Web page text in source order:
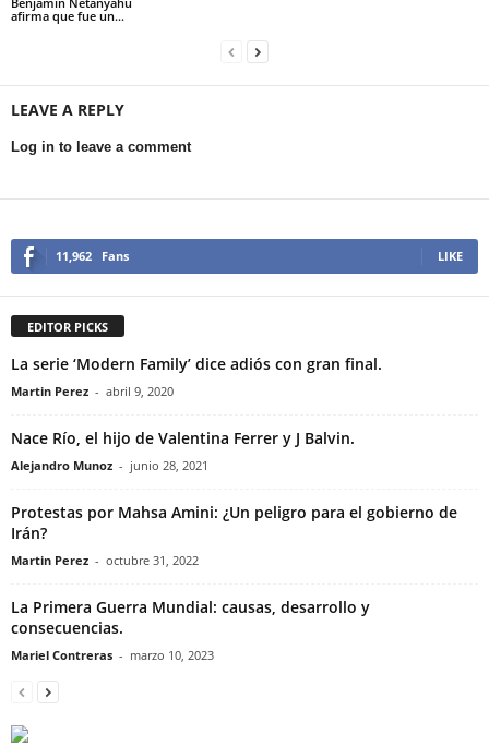
afirma que fue un...
LEAVE A REPLY
Log in to leave a comment
11,962 Fans LIKE
EDITOR PICKS
La serie ‘Modern Family’ dice adiós con gran final.
Martin Perez - abril 9, 2020
Nace Río, el hijo de Valentina Ferrer y J Balvin.
Alejandro Munoz - junio 28, 2021
Protestas por Mahsa Amini: ¿Un peligro para el gobierno de
Irán?
Martin Perez - octubre 31, 2022
La Primera Guerra Mundial: causas, desarrollo y
consecuencias.
Mariel Contreras - marzo 10, 2023